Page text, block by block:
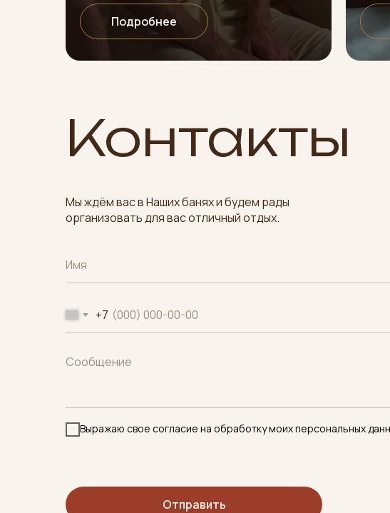
Подробнее
Мы ждём вас в Наших банях и будем рады
организовать для вас отличный отдых.
+7
Выражаю свое согласие на обработку моих персональных
Отправить
Контакты